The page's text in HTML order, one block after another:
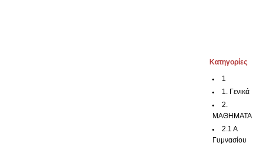
Kατηγορίες
1
1. Γενικά
2.
ΜΑΘΗΜΑΤΑ
2.1 Α
Γυμνασίου